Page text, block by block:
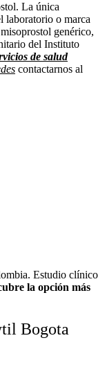
La única
laboratorio o marca
genérico,
del Instituto
de salud
contactarnos al
Estudio clínico
la opción más
Bogota